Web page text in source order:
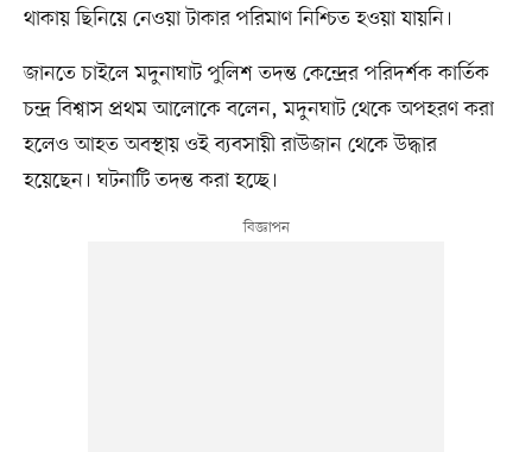
থাকায় ছিনিয়ে নেওয়া টাকার পরিমাণ নিশ্চিত হওয়া যায়নি।
জানতে চাইলে মদুনাঘাট পুলিশ তদন্ত কেন্দ্রের পরিদর্শক কার্তিক
চন্দ্র বিশ্বাস প্রথম আলোকে বলেন, মদুনঘাট থেকে অপহরণ করা
হলেও আহত অবস্থায় ওই ব্যবসায়ী রাউজান থেকে উদ্ধার
হয়েছেন। ঘটনাটি তদন্ত করা হচ্ছে।